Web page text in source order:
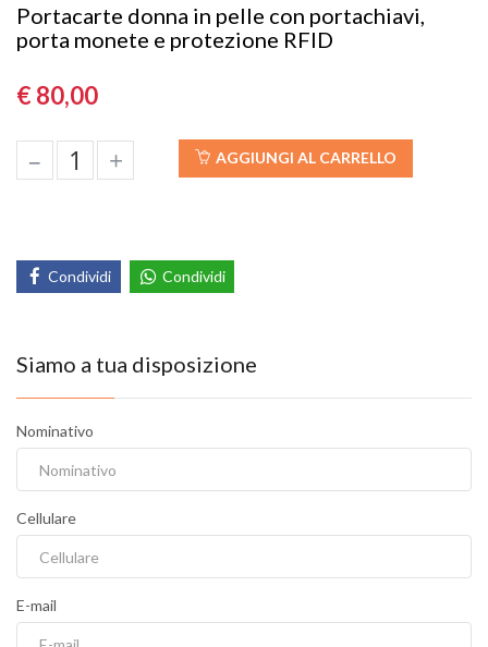
Portacarte donna in pelle con portachiavi,
porta monete e protezione RFID
€ 80,00
– + AGGIUNGI AL CARRELLO
Condividi Condividi
Siamo a tua disposizione
Nominativo
Cellulare
E-mail